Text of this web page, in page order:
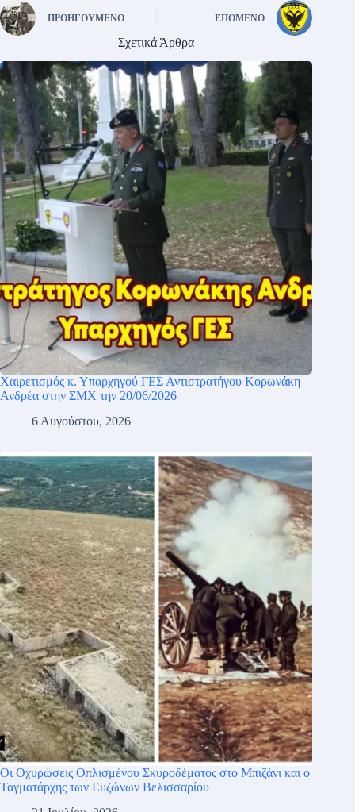
ΠΡΟΗΓΟΎΜΕΝΟ ΕΠΌΜΕΝΟ
Σχετικά Άρθρα
Χαιρετισμός κ. Υπαρχηγού ΓΕΣ Αντιστρατήγου Κορωνάκη
Ανδρέα στην ΣΜΧ την 20/06/2026
6 Αυγούστου, 2026
Οι Οχυρώσεις Οπλισμένου Σκυροδέματος στο Μπιζάνι και ο
Ταγματάρχης των Ευζώνων Βελισσαρίου